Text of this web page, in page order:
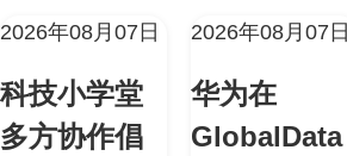
2026年08月07日
科技小学堂
多方协作倡
2026年08月07日
华为在
GlobalData